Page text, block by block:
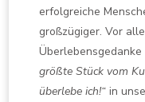
erfolgreiche
großzügiger. Vor
Überlebensgedanke
größte Stück vom
überlebe ich!“ in